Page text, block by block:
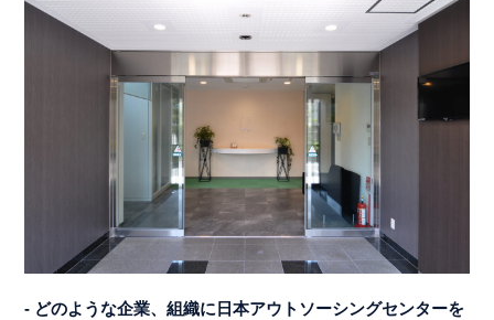
- どのような企業、組織に日本アウトソーシングセンターを